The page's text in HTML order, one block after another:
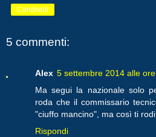
Condividi
5 commenti:
Alex 5 settembre 2014 alle
Ma segui la nazionale solo
roda che il commissario
"ciuffo mancino", ma così ti
Rispondi